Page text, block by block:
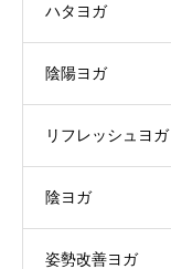
ハタヨガ
陰陽ヨガ
リフレッシュヨガ
陰ヨガ
姿勢改善ヨガ